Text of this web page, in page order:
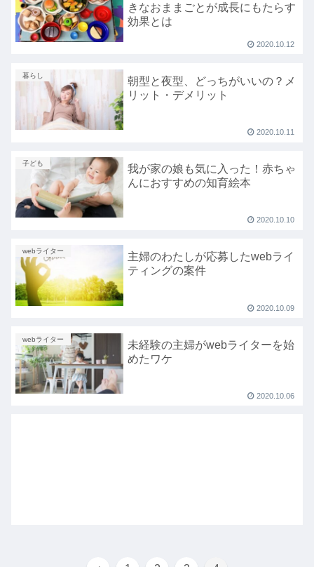
きなおままごとが成長にもたらす
効果とは
2020.10.12
暮らし
朝型と夜型、どっちがいいの？メ
リット・デメリット
2020.10.11
子ども
我が家の娘も気に入った！赤ちゃ
んにおすすめの知育絵本
2020.10.10
webライター
主婦のわたしが応募したwebライ
ティングの案件
2020.10.09
webライター
未経験の主婦がwebライターを始
めたワケ
2020.10.06